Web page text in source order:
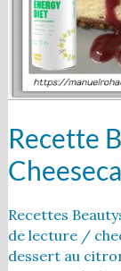
Recette
Recettes
de lecture/
dessert au